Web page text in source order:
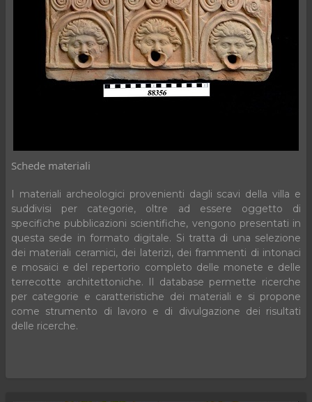
Schede materiali
I materiali archeologici provenienti dagli scavi della villa e
suddivisi per categorie, oltre ad essere oggetto di
specifiche pubblicazioni scientifiche, vengono presentati in
questa sede in formato digitale. Si tratta di una selezione
dei materiali ceramici, dei laterizi, dei frammenti di intonaci
e mosaici e del repertorio completo delle monete e delle
terrecotte architettoniche. Il database permette ricerche
per categorie e caratteristiche dei materiali e si propone
come strumento di lavoro e di divulgazione dei risultati
delle ricerche.